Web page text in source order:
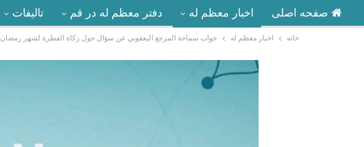
صفحه اصلی اخبار معظم له دفتر معظم له در قم تالیفات
خانه اخبار معظم له جواب سماحة المرجع اليعقوبي عن سؤال حول زكاة الفطرة لشهر رمضان ١٤٤٤هـ